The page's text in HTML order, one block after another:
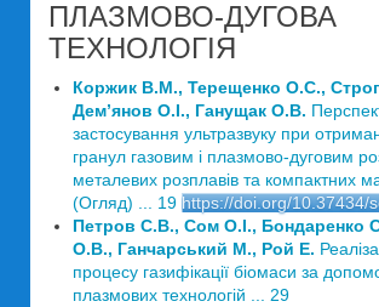
ПЛАЗМОВО-ДУГОВА
ТЕХНОЛОГІЯ
Коржик В.М., Терещенко О.С.,
Дем’янов О.І., Ганущак О.В.
застосування ультразвуку при
гранул газовим і плазмово-дуговим
металевих розплавів та компактних
(Огляд) ... 19 https://doi.org/10.37434/
Петров С.В., Сом О.І., Бондаренко
О.В., Ганчарський М., Рой Е.
процесу газифікації біомаси за
плазмових технологій ... 29